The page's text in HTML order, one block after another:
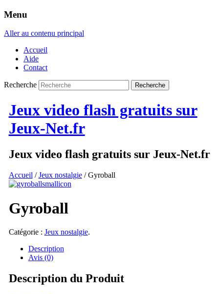
Menu
Aller au contenu principal
Accueil
Aide
Contact
Recherche
Jeux video flash gratuits sur
Jeux-Net.fr
Jeux video flash gratuits sur Jeux-Net.fr
Accueil /Jeux nostalgie/ Gyroball
Gyroball
Catégorie : Jeux nostalgie.
Description
Avis (0)
Description du Produit